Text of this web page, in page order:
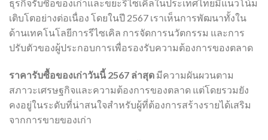
ธุรกิจรับซื้อของเก่าและขยะรีไซเคิลในประเทศไทยมีแนวโน้ม
เติบโตอย่างต่อเนื่อง โดยในปี 2567 เราเห็นการพัฒนาทั้งใน
ด้านเทคโนโลยีการรีไซเคิล การจัดการนวัตกรรม และการ
ปรับตัวของผู้ประกอบการเพื่อรองรับความต้องการของตลาด
ราคารับซื้อของเก่าวันนี้ 2567 ล่าสุด มีความผันผวนตาม
สภาวะเศรษฐกิจและความต้องการของตลาด แต่โดยรวมยัง
คงอยู่ในระดับที่น่าสนใจสำหรับผู้ที่ต้องการสร้างรายได้เสริม
จากการขายของเก่า